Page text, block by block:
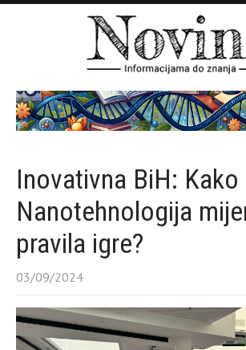
Inovativna BiH: Kako
Nanotehnologija
pravila igre?
03/09/2024